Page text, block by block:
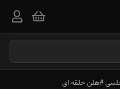
#هلن حلقه ای